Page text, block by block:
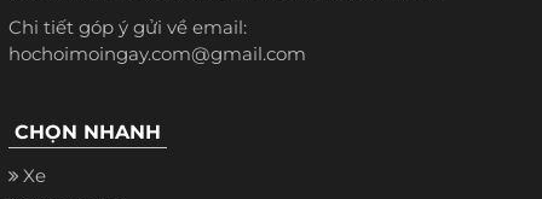
Chi tiết góp ý gửi về email:
hochoimoingay.com@gmail.com
CHỌN NHANH
Xe